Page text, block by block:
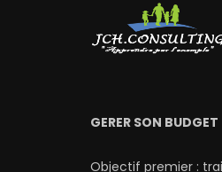
GERER SON BUDGET
Objectif premier :